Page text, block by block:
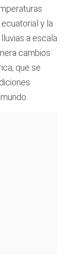
y la
a escala
cambios
que se